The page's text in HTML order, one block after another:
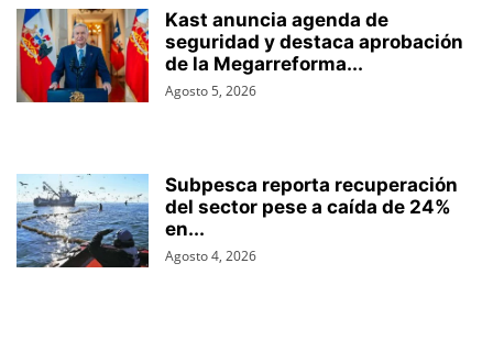
Kast anuncia agenda de
seguridad y destaca aprobación
de la Megarreforma...
Agosto 5, 2026
Subpesca reporta recuperación
del sector pese a caída de 24%
en...
Agosto 4, 2026